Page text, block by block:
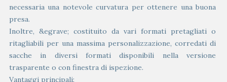
necessaria una notevole curvatura per ottenere una buona
presa.
Inoltre, &egrave; costituito da vari formati pretagliati o
ritagliabili per una massima personalizzazione, corredati di
sacche in diversi formati disponibili nella versione
trasparente o con finestra di ispezione.
Vantaggi principali: